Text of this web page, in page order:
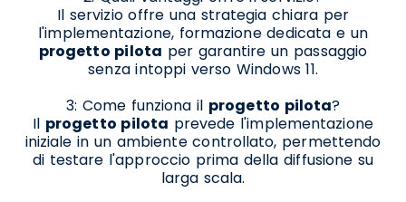
Il servizio offre una strategia chiara per
l'implementazione, formazione dedicata e un
progetto pilota per garantire un passaggio
senza intoppi verso Windows 11.
3: Come funziona il progetto pilota?
Il progetto pilota prevede l'implementazione
iniziale in un ambiente controllato, permettendo
di testare l'approccio prima della diffusione su
larga scala.